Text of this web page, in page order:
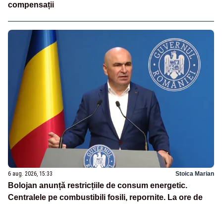
compensații
6 aug. 2026, 15:33 Stoica Marian
Bolojan anunță restricțiile de consum energetic.
Centralele pe combustibili fosili, repornite. La ore de